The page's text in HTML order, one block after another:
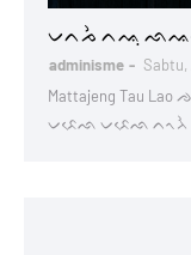
ᨆᨈᨍᨛ ᨈᨕᨘ
adminisme
Sabtu,
Mattajeng Tau
ᨆᨅᨙᨒ ᨆᨅᨙᨒ